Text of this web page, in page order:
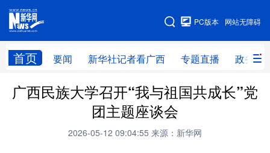
网站无障碍
PC版本
首页 要闻 新华社记者看广西 专题直播 政务信
网站地图
广西频道
新华社记者 专题直播
广西民族大学召开“我与祖国共成长”党
团主题座谈会
2026-05-12 09:04:55 来源：新华网